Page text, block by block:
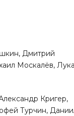
Дмитрий
Москалёв,
Кригер,
Турчин,